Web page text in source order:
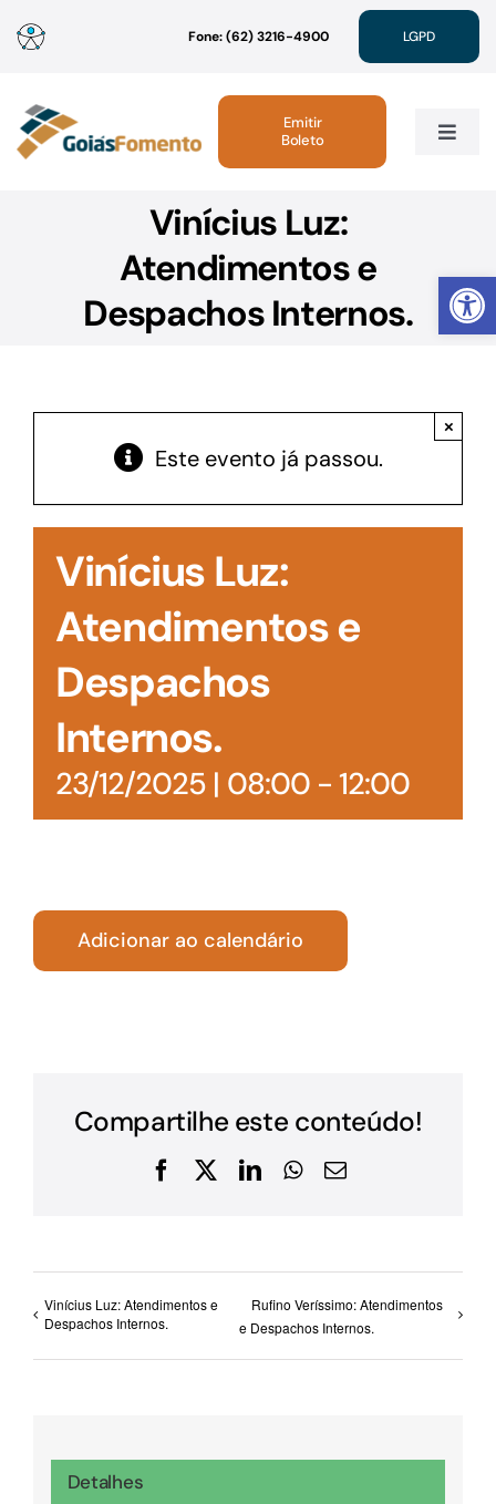
Abrir
para
conteúdo
Fone: (62) 3216-4900 LGPD
Toggle
Linhas de Crédito
Acesso à Informação
Emitir
Boleto
Vinícius Luz:
Atendimentos e
Despachos Internos.
Este evento já passou.
×
Vinícius Luz:
Atendimentos e
Despachos
Internos.
23/12/2025 | 08:00- 12:00
Adicionar ao calendário
Compartilhe este conteúdo!
Facebook
X LinkedInWhatsApp
E-
Vinícius Luz: Atendimentos e
Despachos Internos.
Rufino Veríssimo: Atendimentos
e Despachos Internos.
Detalhes